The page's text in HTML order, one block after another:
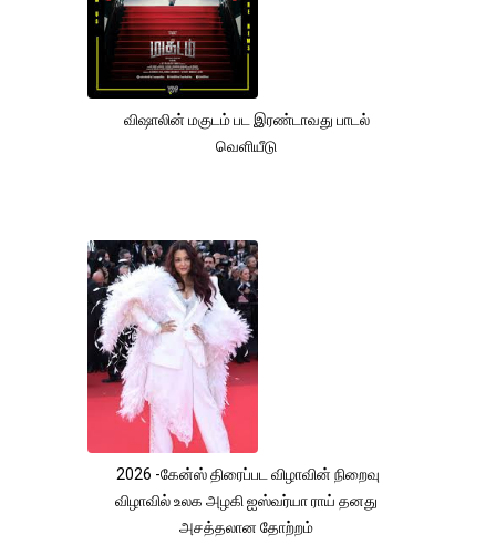
விஷாலின் மகுடம் பட இரண்டாவது பாடல்
வெளியீடு
2026 -கேன்ஸ் திரைப்பட விழாவின் நிறைவு
விழாவில் உலக அழகி ஐஸ்வர்யா ராய் தனது
அசத்தலான தோற்றம்